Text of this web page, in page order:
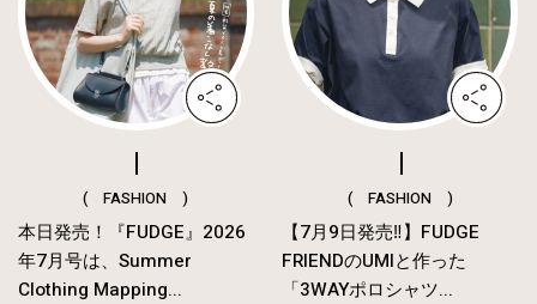
( FASHION )
本日発売！『FUDGE』2026
年7月号は、Summer
Clothing Mapping...
( FASHION )
【7月9日発売‼︎】FUDGE
FRIENDのUMIと作った
「3WAYポロシャツ...